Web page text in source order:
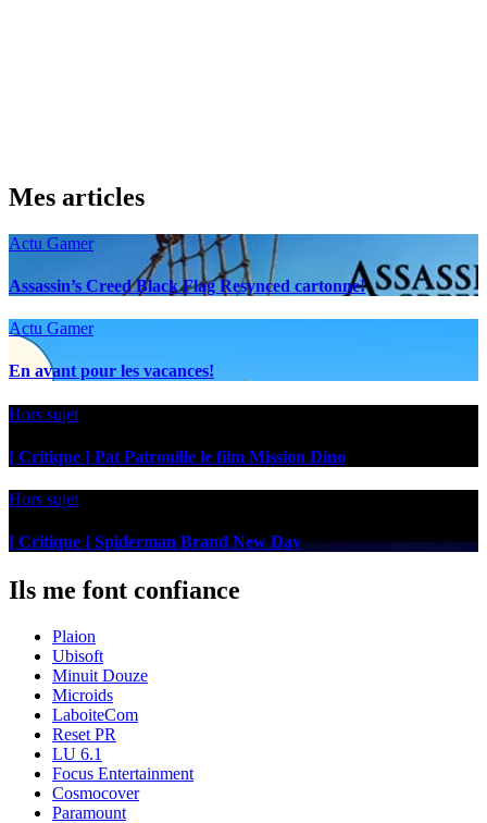
Mes articles
Actu Gamer
Assassin’s Creed Black Flag Resynced cartonne!
Actu Gamer
En avant pour les vacances!
Hors sujet
[ Critique ] Pat Patrouille le film Mission Dino
Hors sujet
[ Critique ] Spiderman Brand New Day
Ils me font confiance
Plaion
Ubisoft
Minuit Douze
Microids
LaboiteCom
Reset PR
LU 6.1
Focus Entertainment
Cosmocover
Paramount